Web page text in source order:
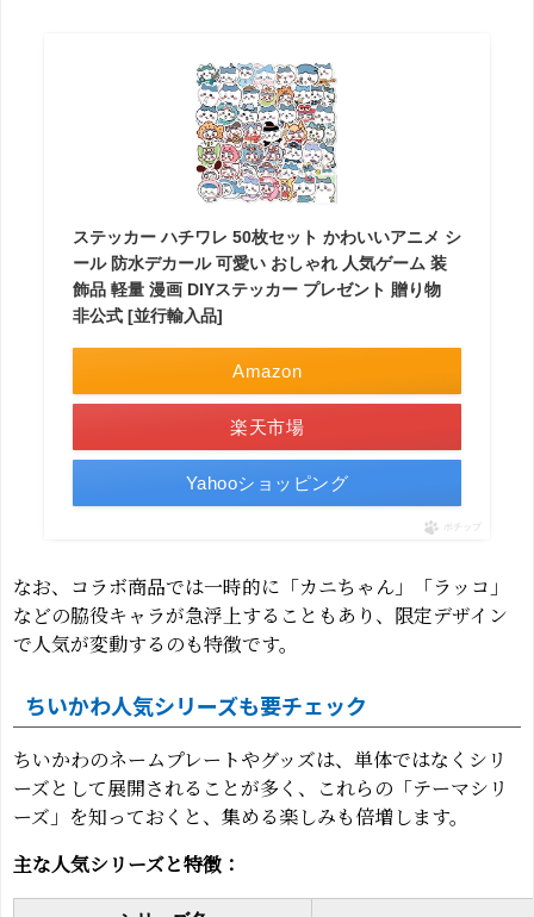
ステッカー ハチワレ 50枚セット かわいいアニメ シ
ール 防水デカール 可愛い おしゃれ 人気ゲーム 装
飾品 軽量 漫画 DIYステッカー プレゼント 贈り物
非公式 [並行輸入品]
Amazon
楽天市場
Yahooショッピング
ポチップ
なお、コラボ商品では一時的に「カニちゃん」「ラッコ」
などの脇役キャラが急浮上することもあり、限定デザイン
で人気が変動するのも特徴です。
ちいかわ人気シリーズも要チェック
ちいかわのネームプレートやグッズは、単体ではなくシリ
ーズとして展開されることが多く、これらの「テーマシリ
ーズ」を知っておくと、集める楽しみも倍増します。
主な人気シリーズと特徴：